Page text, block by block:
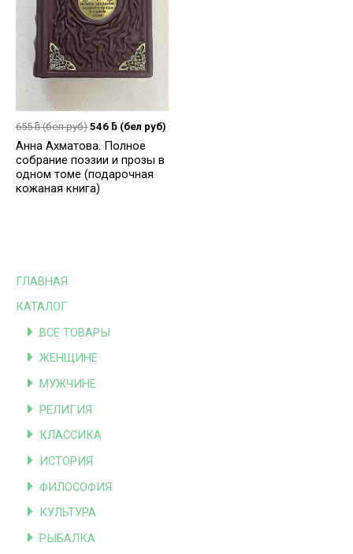
ГЛАВНАЯ
КАТАЛОГ
ВСЕ ТОВАРЫ
ЖЕНЩИНЕ
МУЖЧИНЕ
РЕЛИГИЯ
КЛАССИКА
ИСТОРИЯ
ФИЛОСОФИЯ
КУЛЬТУРА
РЫБАЛКА
655ƃ(бел руб) 546 ƃ (бел руб)
Анна Ахматова. Полное
собрание поэзии и прозы в
одном томе (подарочная
кожаная книга)